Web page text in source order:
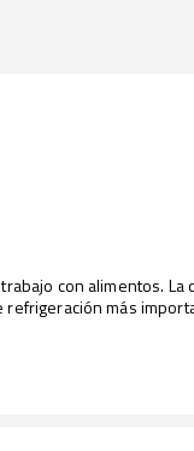
con alimentos. La
refrigeración más